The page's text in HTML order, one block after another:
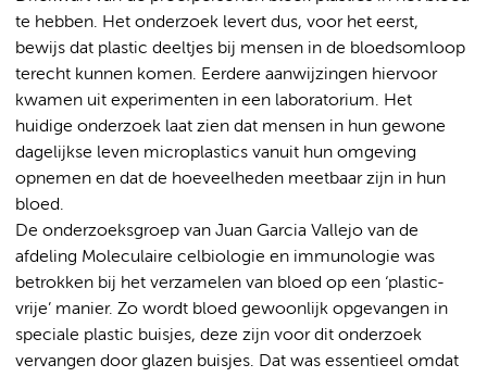
te hebben. Het onderzoek levert dus, voor het eerst,
bewijs dat plastic deeltjes bij mensen in de bloedsomloop
terecht kunnen komen. Eerdere aanwijzingen hiervoor
kwamen uit experimenten in een laboratorium. Het
huidige onderzoek laat zien dat mensen in hun gewone
dagelijkse leven microplastics vanuit hun omgeving
opnemen en dat de hoeveelheden meetbaar zijn in hun
bloed.
De onderzoeksgroep van Juan Garcia Vallejo van de
afdeling Moleculaire celbiologie en immunologie was
betrokken bij het verzamelen van bloed op een ‘plastic-
vrije’ manier. Zo wordt bloed gewoonlijk opgevangen in
speciale plastic buisjes, deze zijn voor dit onderzoek
vervangen door glazen buisjes. Dat was essentieel omdat